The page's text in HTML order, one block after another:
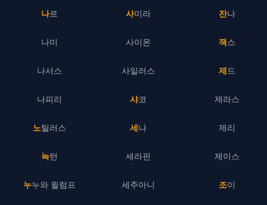
나르
나미
나서스
나피리
노틸러스
녹턴
누누와 윌럼프
사미라
사이온
사일러스
샤코
세나
세라핀
세주아니
잔나
잭스
제드
제라스
제리
제이스
조이